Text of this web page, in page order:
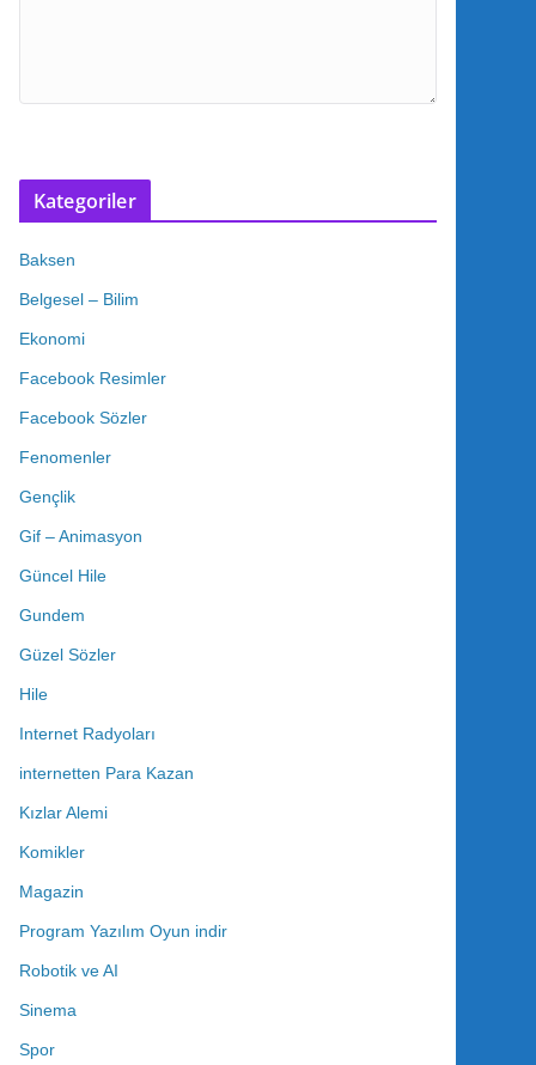
Kategoriler
Baksen
Belgesel – Bilim
Ekonomi
Facebook Resimler
Facebook Sözler
Fenomenler
Gençlik
Gif – Animasyon
Güncel Hile
Gundem
Güzel Sözler
Hile
Internet Radyoları
internetten Para Kazan
Kızlar Alemi
Komikler
Magazin
Program Yazılım Oyun indir
Robotik ve AI
Sinema
Spor